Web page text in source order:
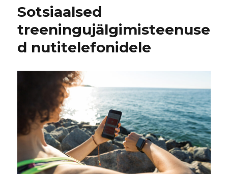
Sotsiaalsed
treeningujälgimisteenuse
d nutitelefonidele